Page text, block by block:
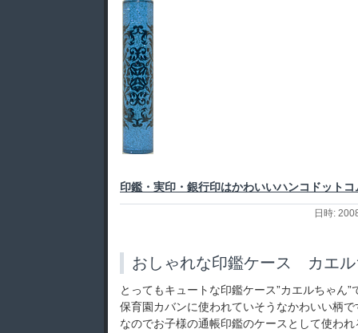
印鑑・実印・銀行印はかわいいハンコドットコ
日時:
おしゃれな印鑑ケース カエル
とってもキュートな印鑑ケース”カエルちゃん”
保育園カバンに使われていそうなかわいい柄
なのでお子様の通帳印鑑のケースとして使わ